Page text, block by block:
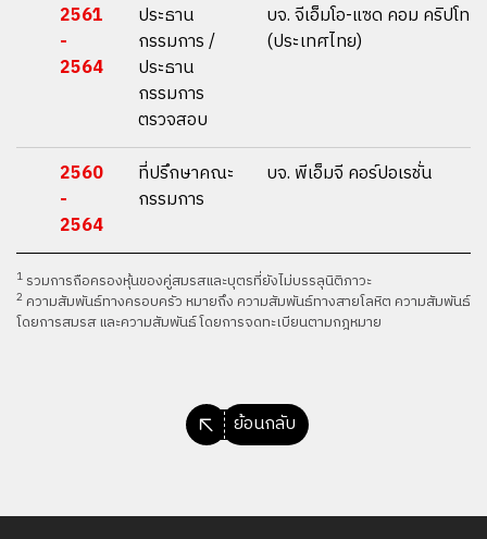
2561
-
2564
ประธาน
กรรมการ /
ประธาน
กรรมการ
ตรวจสอบ
บจ. จีเอ็มโอ-แซด คอม คริปโท
(ประเทศไทย)
2560
-
2564
ที่ปรึกษาคณะ
กรรมการ
บจ. พีเอ็มจี คอร์ปอเรชั่น
1 รวมการถือครองหุ้นของคู่สมรสและบุตรที่ยังไม่บรรลุนิติภาวะ
2 ความสัมพันธ์ทางครอบครัว หมายถึง ความสัมพันธ์ทางสายโลหิต ความสัมพันธ์
โดยการสมรส และความสัมพันธ์โดยการจดทะเบียนตามกฎหมาย
ย้อนกลับ